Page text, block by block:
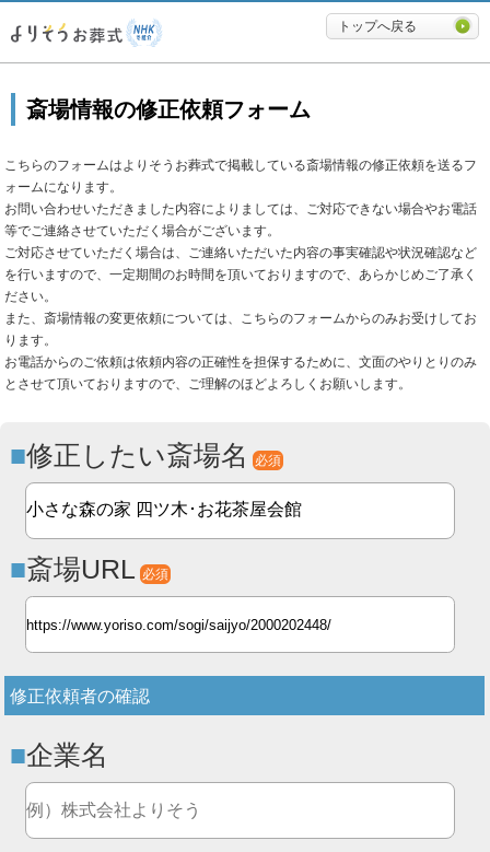
必要最低限に絞ったよりそうお
トップへ戻る
斎場情報の修正依頼フォーム
こちらのフォームはよりそうお葬式で掲載している斎場情報の修正依頼を送るフ
ォームになります。
お問い合わせいただきました内容によりましては、ご対応できない場合やお電話
等でご連絡させていただく場合がございます。
ご対応させていただく場合は、ご連絡いただいた内容の事実確認や状況確認など
を行いますので、一定期間のお時間を頂いておりますので、あらかじめご了承く
ださい。
また、斎場情報の変更依頼については、こちらのフォームからのみお受けしてお
ります。
お電話からのご依頼は依頼内容の正確性を担保するために、文面のやりとりのみ
とさせて頂いておりますので、ご理解のほどよろしくお願いします。
修正したい斎場名 必須
斎場URL 必須
修正依頼者の確認
企業名